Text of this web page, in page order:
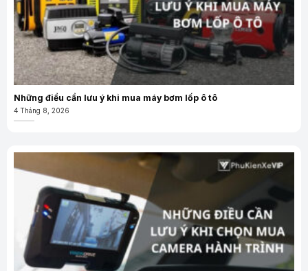
Những điều cần lưu ý khi mua máy bơm lốp ô tô
4 Tháng 8, 2026